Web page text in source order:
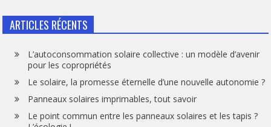
ARTICLES RÉCENTS
L’autoconsommation solaire collective : un modèle d’avenir
pour les copropriétés
Le solaire, la promesse éternelle d’une nouvelle autonomie ?
Panneaux solaires imprimables, tout savoir
Le point commun entre les panneaux solaires et les tapis ?